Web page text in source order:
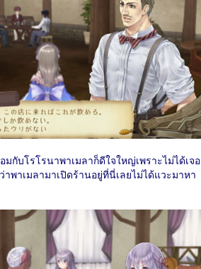
กับโรโรนาพาเมลาก็ดีใจใหญ่เพราะไม่ได้เจอ
าพาเมลามาเปิดร้านอยู่ที่นี่เลยไม่ได้แวะมาหา